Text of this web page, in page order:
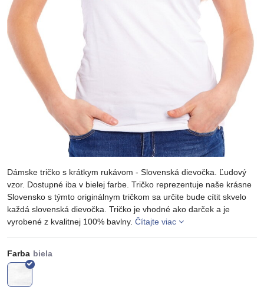
Dámske tričko s krátkym rukávom - Slovenská dievočka. Ľudový
vzor. Dostupné iba v bielej farbe. Tričko reprezentuje naše krásne
Slovensko s týmto originálnym tričkom sa určite bude cítit skvelo
každá slovenská dievočka. Tričko je vhodné ako darček a je
vyrobené z kvalitnej 100% bavlny. Čítajte viac
Farba